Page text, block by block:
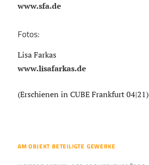
www.sfa.de
Fotos:
Lisa Farkas
www.lisafarkas.de
(Erschienen in CUBE Frankfurt 04|21)
AM OBJEKT BETEILIGTE GEWERKE